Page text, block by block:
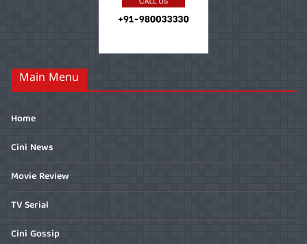
Main Menu
Home
Cini News
Movie Review
TV Serial
Cini Gossip